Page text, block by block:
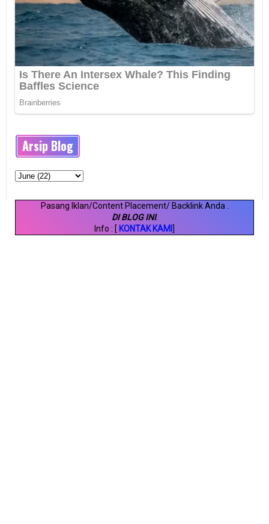
Arsip Blog
Pasang Iklan/Content Placement/ Backlink Anda
DI BLOG INI.
Info : [ KONTAK KAMI]